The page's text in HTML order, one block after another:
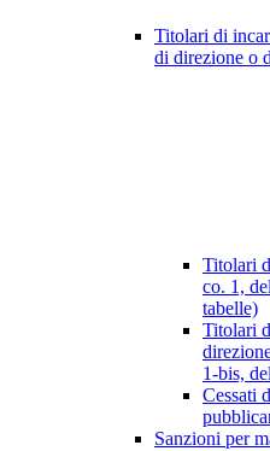
Titolari di
di direzione o
Titolari
co. 1,
tabelle)
Titolari
1-bis,
Cessati
Sanzioni per